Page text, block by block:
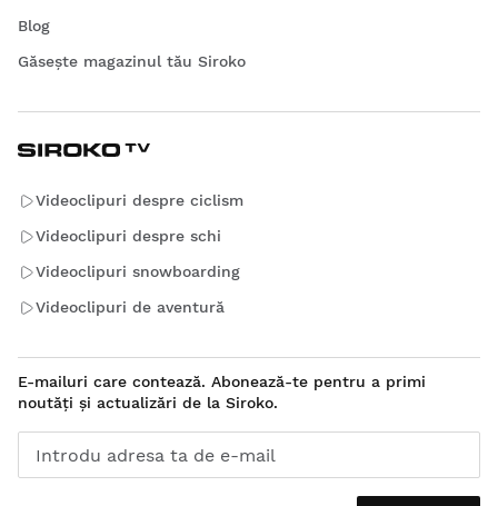
Blog
Găsește magazinul tău Siroko
Videoclipuri despre ciclism
Videoclipuri despre schi
Videoclipuri snowboarding
Videoclipuri de aventură
E-mailuri care contează. Abonează-te pentru a primi
noutăți și actualizări de la Siroko.
Introdu adresa ta de e-mail